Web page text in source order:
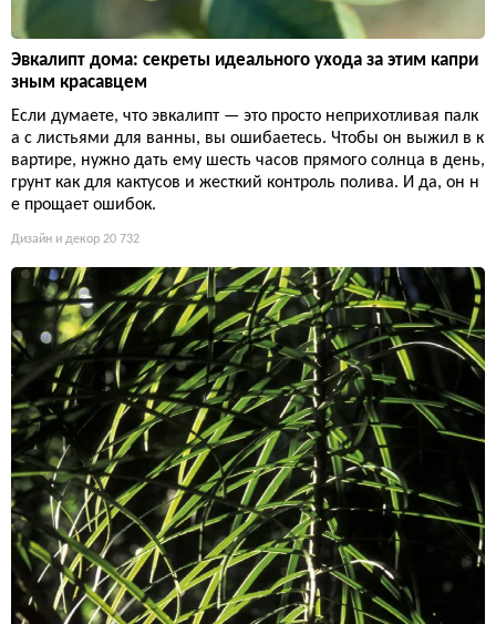
Эвкалипт дома: секреты идеального ухода за этим капри
зным красавцем
Если думаете, что эвкалипт — это просто неприхотливая палк
а с листьями для ванны, вы ошибаетесь. Чтобы он выжил в к
вартире, нужно дать ему шесть часов прямого солнца в день,
грунт как для кактусов и жесткий контроль полива. И да, он н
е прощает ошибок.
Дизайн и декор 20 732